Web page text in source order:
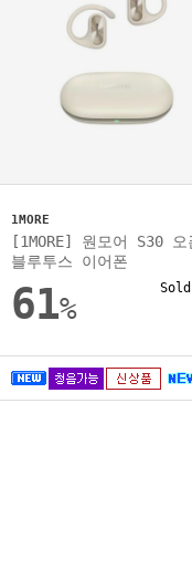
1MORE
[1MORE] 원모어 S30 오
블루투스 이어폰
61%